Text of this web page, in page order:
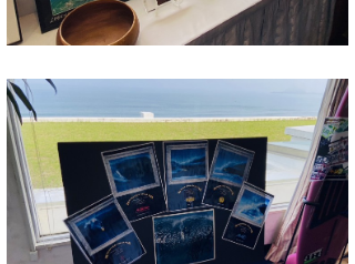
予報士 hiro.
chappy
Romisea